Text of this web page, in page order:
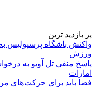
پر بازدید ترین
واکنش باشگاه پرسپولیس به
ورزش
پاسخ منفی تل آویو به
امارات
فضا باید برای حرکت‌های